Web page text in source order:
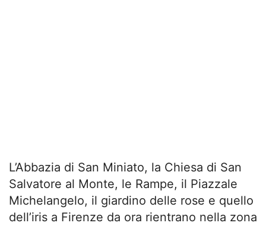
L’Abbazia di San Miniato, la Chiesa di San
Salvatore al Monte, le Rampe, il Piazzale
Michelangelo, il giardino delle rose e quello
dell’iris a Firenze da ora rientrano nella zona